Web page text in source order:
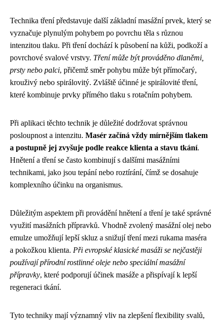
Technika tření představuje další základní masážní prvek, který se
vyznačuje plynulým pohybem po povrchu těla s různou
intenzitou tlaku. Při tření dochází k působení na kůži, podkoží a
povrchové svalové vrstvy. Tření může být prováděno dlaněmi,
prsty nebo palci, přičemž směr pohybu může být přímočarý,
krouživý nebo spirálovitý. Zvláště účinné je spirálovité tření,
které kombinuje prvky přímého tlaku s rotačním pohybem.
Při aplikaci těchto technik je důležité dodržovat správnou
posloupnost a intenzitu. Masér začíná vždy mírnějším tlakem
a postupně jej zvyšuje podle reakce klienta a stavu tkání.
Hnětení a tření se často kombinují s dalšími masážními
technikami, jako jsou tepání nebo roztírání, čímž se dosahuje
komplexního účinku na organismus.
Důležitým aspektem při provádění hnětení a tření je také správné
využití masážních přípravků. Vhodně zvolený masážní olej nebo
emulze umožňují lepší skluz a snižují tření mezi rukama maséra
a pokožkou klienta. Při evropské klasické masáži se nejčastěji
používají přírodní rostlinné oleje nebo speciální masážní
přípravky, které podporují účinek masáže a přispívají k lepší
regeneraci tkání.
Tyto techniky mají významný vliv na zlepšení flexibility svalů,